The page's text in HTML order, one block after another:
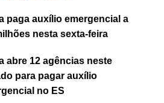
paga auxílio emergencial a
nesta sexta-feira
abre 12 agências neste
para pagar auxílio
no ES